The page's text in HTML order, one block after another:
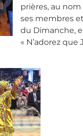
prières, au
ses membres
du Dimanche,
« N’adorez